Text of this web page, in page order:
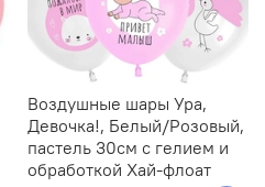
Воздушные шары Ура,
Девочка!, Белый/Розовый,
пастель 30см с гелием и
обработкой Хай-флоат